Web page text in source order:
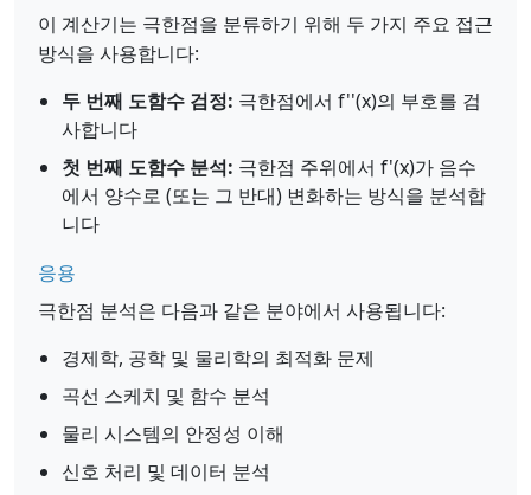
이 계산기는 극한점을 분류하기 위해 두 가지 주요 접근
방식을 사용합니다:
두 번째 도함수 검정: 극한점에서 f''(x)의 부호를 검
사합니다
첫 번째 도함수 분석: 극한점 주위에서 f'(x)가 음수
에서 양수로 (또는 그 반대) 변화하는 방식을 분석합
니다
응용
극한점 분석은 다음과 같은 분야에서 사용됩니다:
경제학, 공학 및 물리학의 최적화 문제
곡선 스케치 및 함수 분석
물리 시스템의 안정성 이해
신호 처리 및 데이터 분석